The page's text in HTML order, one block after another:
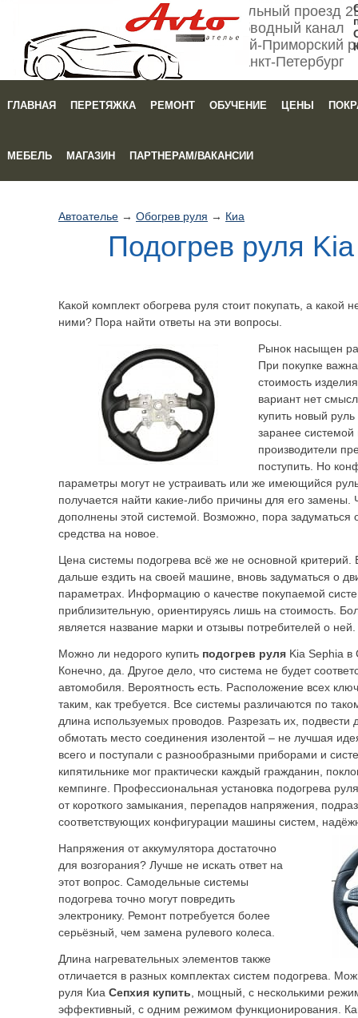
Мебельный проезд
Обводный канал
Кировский-Приморский
Санкт-Петербург
ГЛАВНАЯ ПЕРЕТЯЖКА РЕМОНТ ОБУЧЕНИЕ ЦЕНЫ
МЕБЕЛЬ МАГАЗИН ПАРТНЕРАМ/ВАКАНСИИ
Автоателье → Обогрев руля → Киа
Подогрев руля
Какой комплект обогрева руля стоит покупать, а какой
ними? Пора найти ответы на эти вопросы.
Рынок насыщен
При покупке
стоимость
вариант нет
купить новый
заранее
производители
поступить. Но
параметры могут не устраивать или же имеющийся
получается найти какие-либо причины для его замены.
дополнены этой системой. Возможно, пора задуматься
средства на новое.
Цена системы подогрева всё же не основной критерий.
дальше ездить на своей машине, вновь задуматься о
параметрах. Информацию о качестве покупаемой
приблизительную, ориентируясь лишь на стоимость.
является название марки и отзывы потребителей о ней.
Можно ли недорого купить подогрев руля Kia Sephia в
Конечно, да. Другое дело, что система не будет
автомобиля. Вероятность есть. Расположение всех
таким, как требуется. Все системы различаются по
длина используемых проводов. Разрезать их, подвести
обмотать место соединения изолентой – не лучшая
всего и поступали с разнообразными приборами и
кипятильнике мог практически каждый гражданин,
кемпинге. Профессиональная установка подогрева
от короткого замыкания, перепадов напряжения,
соответствующих конфигурации машины систем,
Напряжения от аккумулятора достаточно
для возгорания? Лучше не искать ответ на
этот вопрос. Самодельные системы
подогрева точно могут повредить
электронику. Ремонт потребуется более
серьёзный, чем замена рулевого колеса.
Длина нагревательных элементов также
отличается в разных комплектах систем подогрева.
руля Киа Сепхия купить , мощный, с несколькими
эффективный, с одним режимом функционирования.